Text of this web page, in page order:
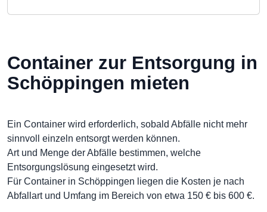
Container zur Entsorgung in
Schöppingen mieten
Ein Container wird erforderlich, sobald Abfälle nicht mehr
sinnvoll einzeln entsorgt werden können.
Art und Menge der Abfälle bestimmen, welche
Entsorgungslösung eingesetzt wird.
Für Container in Schöppingen liegen die Kosten je nach
Abfallart und Umfang im Bereich von etwa 150 € bis 600 €.